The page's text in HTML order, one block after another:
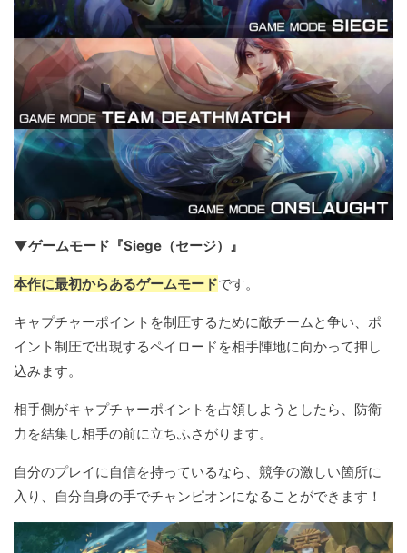
▼ゲームモード『Siege（セージ）』
本作に最初からあるゲームモードです。
キャプチャーポイントを制圧するために敵チームと争い、ポ
イント制圧で出現するペイロードを相手陣地に向かって押し
込みます。
相手側がキャプチャーポイントを占領しようとしたら、防衛
力を結集し相手の前に立ちふさがります。
自分のプレイに自信を持っているなら、競争の激しい箇所に
入り、自分自身の手でチャンピオンになることができます！